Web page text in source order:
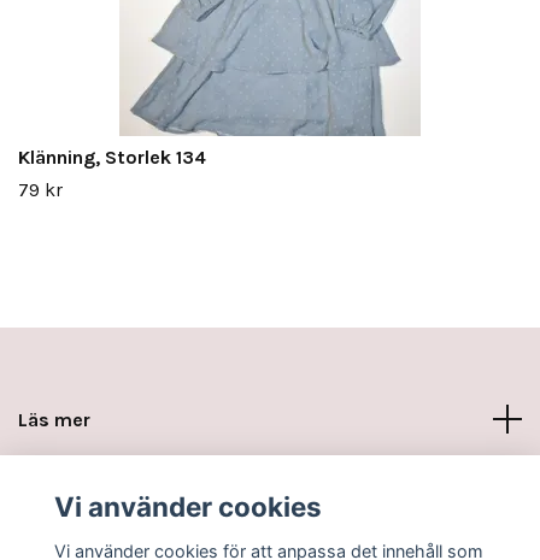
Klänning, Storlek 134
79 kr
Läs mer
Vi använder cookies
Vi använder cookies för att anpassa det innehåll som